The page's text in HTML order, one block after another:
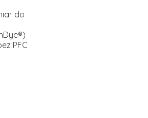
do
PFC